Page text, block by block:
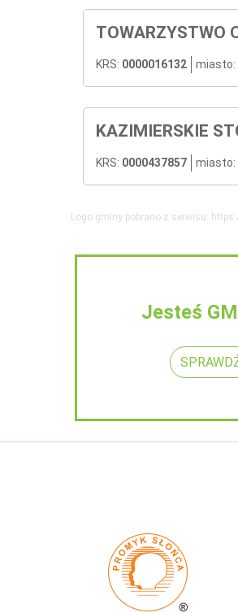
TOWARZYSTWO
KRS: 0000016132 miasto:
KAZIMIERSKIE
KRS: 0000437857 miasto:
Logo gminy pobrano z serwisu:
Jesteś